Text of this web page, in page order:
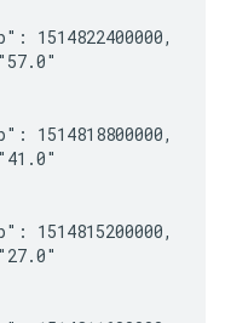
1514822400000,
1514818800000,
1514815200000,